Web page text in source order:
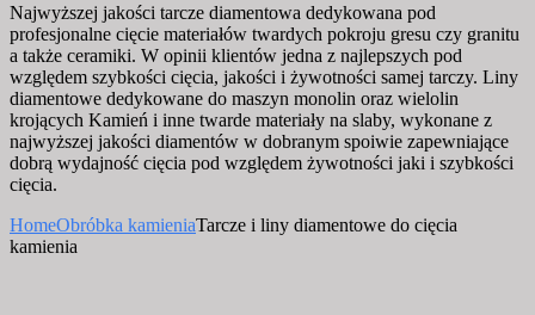
Najwyższej jakości tarcze diamentowa dedykowana pod
profesjonalne cięcie materiałów twardych pokroju gresu czy granitu
a także ceramiki. W opinii klientów jedna z najlepszych pod
względem szybkości cięcia, jakości i żywotności samej tarczy. Liny
diamentowe dedykowane do maszyn monolin oraz wielolin
krojących Kamień i inne twarde materiały na slaby, wykonane z
najwyższej jakości diamentów w dobranym spoiwie zapewniające
dobrą wydajność cięcia pod względem żywotności jaki i szybkości
cięcia.
HomeObróbka kamieniaTarcze i liny diamentowe do cięcia
kamienia